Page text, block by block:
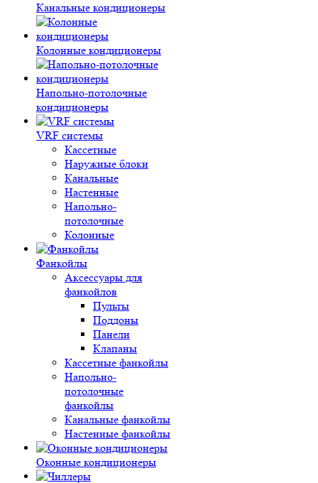
Канальные кондиционеры
Колонные кондиционеры
Напольно-потолочные
кондиционеры
VRF системы
Кассетные
Наружные блоки
Канальные
Настенные
Напольно-
потолочные
Колонные
Фанкойлы
Аксессуары для
фанкойлов
Пульты
Поддоны
Панели
Клапаны
Кассетные фанкойлы
Напольно-
потолочные
фанкойлы
Канальные фанкойлы
Настенные фанкойлы
Оконные кондиционеры